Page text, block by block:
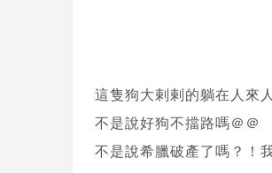
這隻狗大剌剌的躺在人來
不是說好狗不擋路嗎＠＠
不是說希臘破產了嗎？！